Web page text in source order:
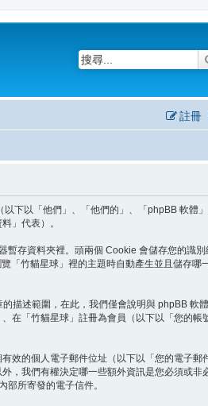
註冊
下以「他們」、「他們的」、「phpBB 軟體」
」代表）。
暫存資料夾裡。頭兩個 Cookie 會儲存您的識別
「竹貓星球」裡的主題時自動產生並且儲存哪
描述範圍，在此，我們僅會說明與 phpBB 軟
在「竹貓星球」註冊為會員（以下以「您的帳
效的個人電子郵件位址（以下以「您的電子郵
，我們有權決定哪一些額外資訊是您必須或非
所寄發的電子信件。